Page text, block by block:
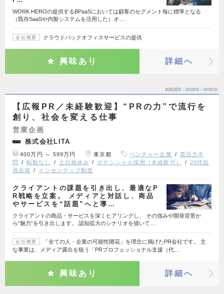
WORK HEROの提供するBPaaSにおいては顧客のセグメント毎に標準となる
（既存SaaSや内製システムを活用した）オ…
会社概要 クラウドバックオフィスサービスの提供
興味あり 詳細へ
掲載期間 26/08/05～26/08/18
【広報PR／未経験歓迎】“PRの力”で流行を
創り、社会を変える仕事
営業企画
株式会社LITA
400万円 ～ 599万円 東京都 ベンチャー企業
英語力不
問
転勤なし 土日祝休み ポテンシャル採用（未経験可）
20代役
員在籍
インセンティブ制度
クライアントの課題を引き出し、最適なP
R戦略を立案。 メディアと対話し、商品
やサービスを“話題”へと導…
クライアントの商品・サービスを深くヒアリングし、 その強みや開発背景か
ら“魅力”を引き出します。 認知拡大のシナリオを描いて…
会社概要
「全ての人・企業の可能性開花」を理念に掲げたPR会社です。 主
な事業は、メディア露出を狙う「PRプロフェッショナル支援（代…
興味あり 詳細へ